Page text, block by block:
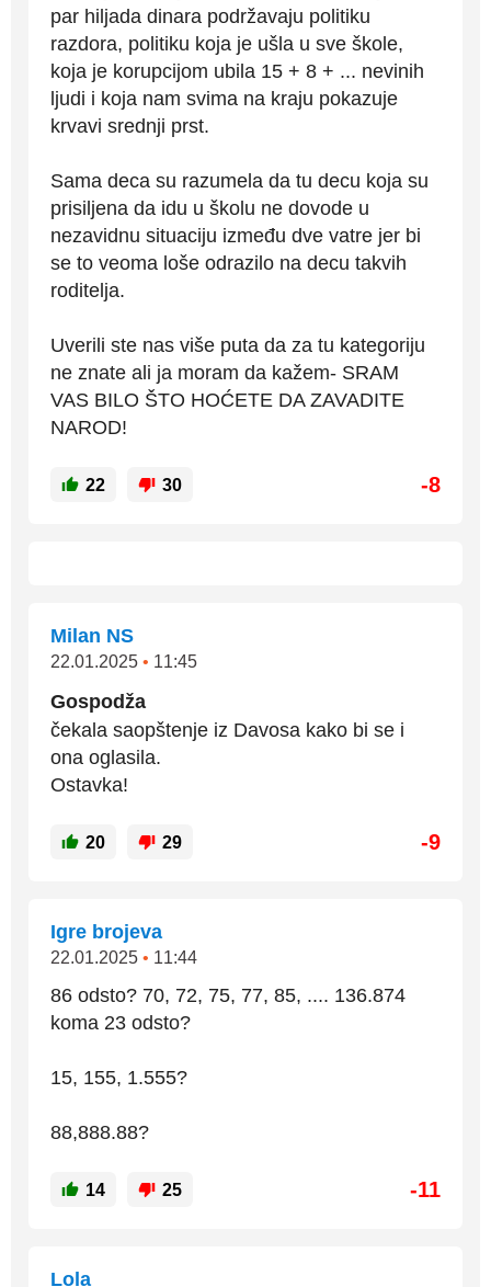
par hiljada dinara podržavaju politiku
razdora, politiku koja je ušla u sve škole,
koja je korupcijom ubila 15 + 8 + ... nevinih
ljudi i koja nam svima na kraju pokazuje
krvavi srednji prst.
Sama deca su razumela da tu decu koja su
prisiljena da idu u školu ne dovode u
nezavidnu situaciju između dve vatre jer bi
se to veoma loše odrazilo na decu takvih
roditelja.
Uverili ste nas više puta da za tu kategoriju
ne znate ali ja moram da kažem- SRAM
VAS BILO ŠTO HOĆETE DA ZAVADITE
NAROD!
22 30 -8
Milan NS
22.01.2025 • 11:45
Gospodža
čekala saopštenje iz Davosa kako bi se i
ona oglasila.
Ostavka!
20 29 -9
Igre brojeva
22.01.2025 • 11:44
86 odsto? 70, 72, 75, 77, 85, .... 136.874
koma 23 odsto?
15, 155, 1.555?
88,888.88?
14 25 -11
Lola